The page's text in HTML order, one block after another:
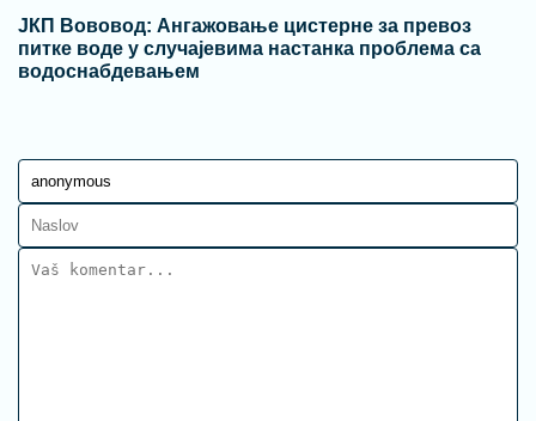
ЈКП Вововод: Ангажовање цистерне за превоз
питке воде у случајевима настанка проблема са
водоснабдевањем